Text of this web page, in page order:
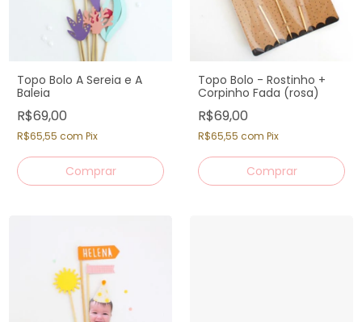
Topo Bolo A Sereia e A
Baleia
R$69,00
R$65,55 com Pix
Topo Bolo - Rostinho +
Corpinho Fada (rosa)
R$69,00
R$65,55 com Pix